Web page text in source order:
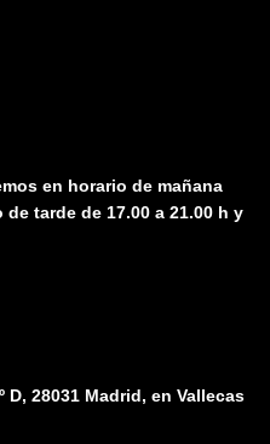
en horario de mañana
tarde de 17.00 a 21.00 h y
D, 28031 Madrid, en Vallecas